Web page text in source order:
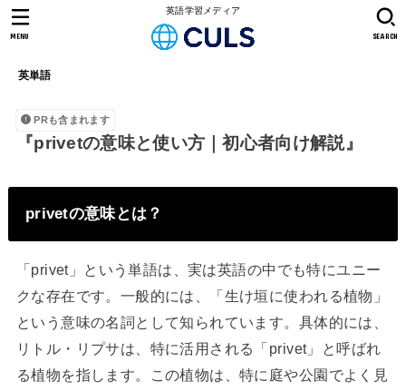
英語学習メディア
英単語
SEARCH
MENU
PRも含まれます
『privetの意味と使い方｜初心者向け解説』
privetの意味とは？
「privet」という単語は、実は英語の中でも特にユニー
クな存在です。一般的には、「生け垣に使われる植物」
という意味の名詞として知られています。具体的には、
リトル・リプサは、特に活用される「privet」と呼ばれ
る植物を指します。この植物は、特に庭や公園でよく見